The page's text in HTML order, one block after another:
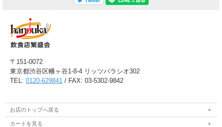
〒151-0072
東京都渋谷区幡ヶ谷1-8-4 リッツパラシオ302
TEL: 0120-629841 / FAX: 03-5302-9842
お店のトップへ戻る
カートを見る